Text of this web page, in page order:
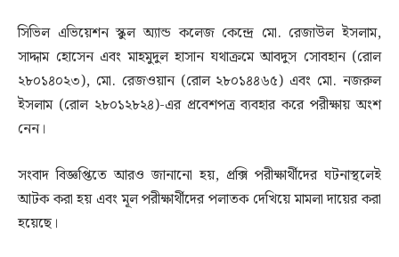
সিভিল এভিয়েশন স্কুল অ্যান্ড কলেজ কেন্দ্রে মো. রেজাউল ইসলাম,
সাদ্দাম হোসেন এবং মাহমুদুল হাসান যথাক্রমে আবদুস সোবহান (রোল
২৮০১৪০২৩), মো. রেজওয়ান (রোল ২৮০১৪৪৬৫) এবং মো. নজরুল
ইসলাম (রোল ২৮০১২৮২৪)-এর প্রবেশপত্র ব্যবহার করে পরীক্ষায় অংশ
নেন।
সংবাদ বিজ্ঞপ্তিতে আরও জানানো হয়, প্রক্সি পরীক্ষার্থীদের ঘটনাস্থলেই
আটক করা হয় এবং মূল পরীক্ষার্থীদের পলাতক দেখিয়ে মামলা দায়ের করা
হয়েছে।